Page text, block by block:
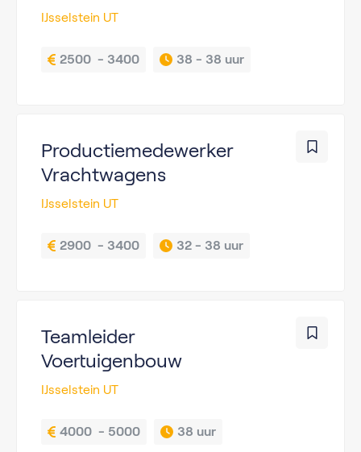
IJsselstein UT
2500  - 3400 38 - 38 uur
Productiemedewerker
Vrachtwagens
IJsselstein UT
2900  - 3400 32 - 38 uur
Teamleider
Voertuigenbouw
IJsselstein UT
4000  - 5000 38 uur